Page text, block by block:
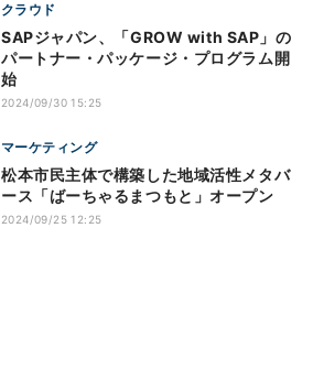
クラウド
SAPジャパン、「GROW with SAP」の
パートナー・パッケージ・プログラム開
始
2024/09/30 15:25
マーケティング
松本市民主体で構築した地域活性メタバ
ース「ばーちゃるまつもと」オープン
2024/09/25 12:25